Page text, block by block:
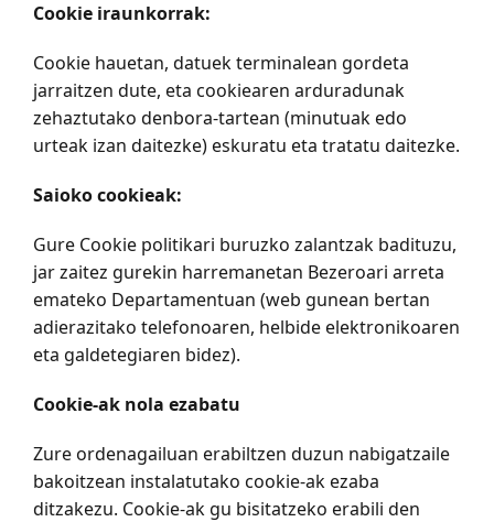
Cookie iraunkorrak:
Cookie hauetan, datuek terminalean gordeta
jarraitzen dute, eta cookiearen arduradunak
zehaztutako denbora-tartean (minutuak edo
urteak izan daitezke) eskuratu eta tratatu daitezke.
Saioko cookieak:
Gure Cookie politikari buruzko zalantzak badituzu,
jar zaitez gurekin harremanetan Bezeroari arreta
emateko Departamentuan (web gunean bertan
adierazitako telefonoaren, helbide elektronikoaren
eta galdetegiaren bidez).
Cookie-ak nola ezabatu
Zure ordenagailuan erabiltzen duzun nabigatzaile
bakoitzean instalatutako cookie-ak ezaba
ditzakezu. Cookie-ak gu bisitatzeko erabili den